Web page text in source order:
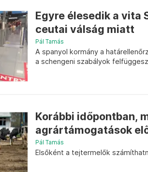
Egyre élesedik a vita
ceutai válság miatt
Pál Tamás
A spanyol kormány a
a schengeni szabályok
Korábbi időpontban,
agrártámogatások
Pál Tamás
Elsőként a tejtermelők